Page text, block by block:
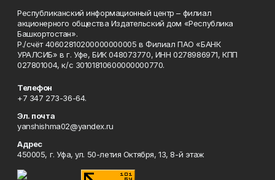
Республиканский информационный центр – филиал
акционерного общества Издательский дом «Республика
Башкортостан».
Р./счёт 40602810200000000005 в Филиал ПАО «БАНК
УРАЛСИБ» в г. Уфе, БИК 048073770, ИНН 0278986971, КПП
027801004, к/с 30101810600000000770.
Телефон
+7 347 273-36-64.
Эл. почта
yanshishma02@yandex.ru
Адрес
450005, г. Уфа, ул. 50-летия Октября, 13, 8-й этаж